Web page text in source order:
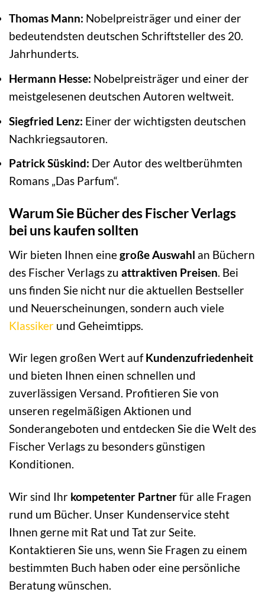
Thomas Mann: Nobelpreisträger und einer der
bedeutendsten deutschen Schriftsteller des 20.
Jahrhunderts.
Hermann Hesse: Nobelpreisträger und einer der
meistgelesenen deutschen Autoren weltweit.
Siegfried Lenz: Einer der wichtigsten deutschen
Nachkriegsautoren.
Patrick Süskind: Der Autor des weltberühmten
Romans „Das Parfum“.
Warum Sie Bücher des Fischer Verlags
bei uns kaufen sollten
Wir bieten Ihnen einegroße Auswahl an Büchern
des Fischer Verlags zu attraktiven Preisen . Bei
uns finden Sie nicht nur die aktuellen Bestseller
und Neuerscheinungen, sondern auch viele
Klassiker und Geheimtipps.
Wir legen großen Wert aufKundenzufriedenheit
und bieten Ihnen einen schnellen und
zuverlässigen Versand. Profitieren Sie von
unseren regelmäßigen Aktionen und
Sonderangeboten und entdecken Sie die Welt des
Fischer Verlags zu besonders günstigen
Konditionen.
Wir sind Ihr kompetenter Partnerfür alle Fragen
rund um Bücher. Unser Kundenservice steht
Ihnen gerne mit Rat und Tat zur Seite.
Kontaktieren Sie uns, wenn Sie Fragen zu einem
bestimmten Buch haben oder eine persönliche
Beratung wünschen.